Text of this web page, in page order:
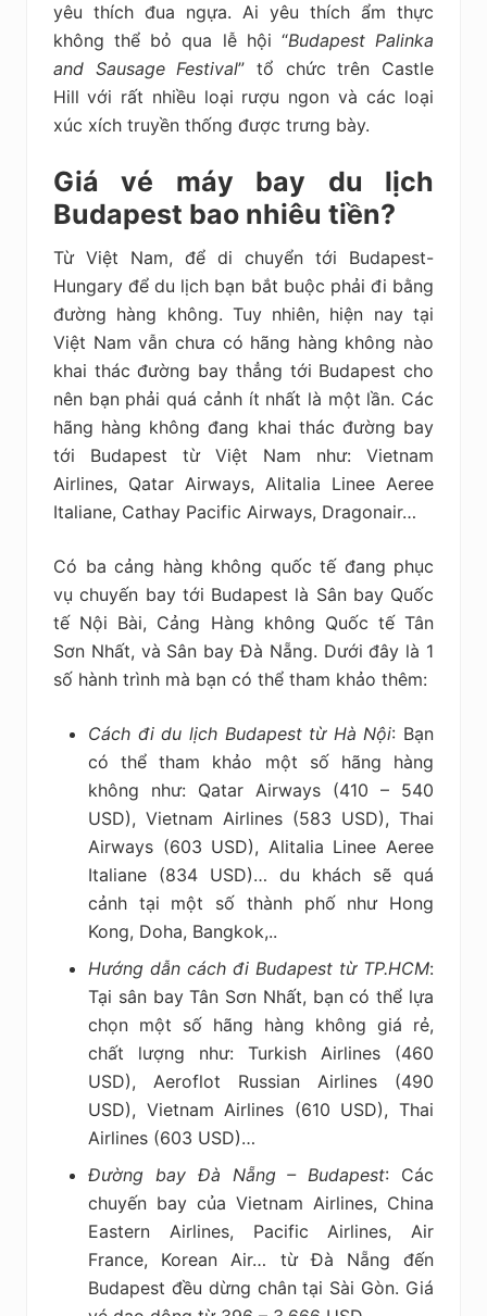
yêu thích đua ngựa. Ai yêu thích ẩm thực
không thể bỏ qua lễ hội “Budapest Palinka
and Sausage Festival” tổ chức trên Castle
Hill với rất nhiều loại rượu ngon và các loại
xúc xích truyền thống được trưng bày.
Giá vé máy bay du lịch
Budapest bao nhiêu tiền?
Từ Việt Nam, để di chuyển tới Budapest-
Hungary để du lịch bạn bắt buộc phải đi bằng
đường hàng không. Tuy nhiên, hiện nay tại
Việt Nam vẫn chưa có hãng hàng không nào
khai thác đường bay thẳng tới Budapest cho
nên bạn phải quá cảnh ít nhất là một lần. Các
hãng hàng không đang khai thác đường bay
tới Budapest từ Việt Nam như: Vietnam
Airlines, Qatar Airways, Alitalia Linee Aeree
Italiane, Cathay Pacific Airways, Dragonair…
Có ba cảng hàng không quốc tế đang phục
vụ chuyến bay tới Budapest là Sân bay Quốc
tế Nội Bài, Cảng Hàng không Quốc tế Tân
Sơn Nhất, và Sân bay Đà Nẵng. Dưới đây là 1
số hành trình mà bạn có thể tham khảo thêm:
Cách đi du lịch Budapest từ Hà Nội: Bạn
có thể tham khảo một số hãng hàng
không như: Qatar Airways (410 – 540
USD), Vietnam Airlines (583 USD), Thai
Airways (603 USD), Alitalia Linee Aeree
Italiane (834 USD)… du khách sẽ quá
cảnh tại một số thành phố như Hong
Kong, Doha, Bangkok,..
Hướng dẫn cách đi Budapest từ TP.HCM:
Tại sân bay Tân Sơn Nhất, bạn có thể lựa
chọn một số hãng hàng không giá rẻ,
chất lượng như: Turkish Airlines (460
USD), Aeroflot Russian Airlines (490
USD), Vietnam Airlines (610 USD), Thai
Airlines (603 USD)…
Đường bay Đà Nẵng – Budapest: Các
chuyến bay của Vietnam Airlines, China
Eastern Airlines, Pacific Airlines, Air
France, Korean Air… từ Đà Nẵng đến
Budapest đều dừng chân tại Sài Gòn. Giá